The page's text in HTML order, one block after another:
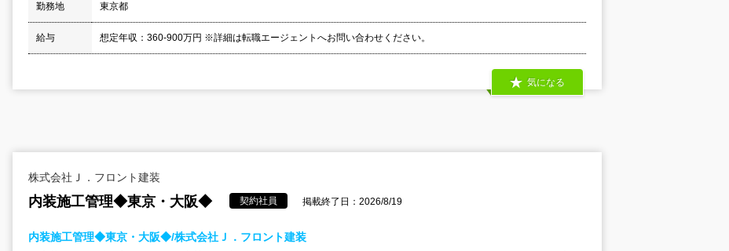
勤務地 東京都
給与 想定年収：360-900万円 ※詳細は転職エージェントへお問い合わせください。
気になる
株式会社Ｊ．フロント建装
内装施工管理◆東京・大阪◆ 契約社員 掲載終了日：2026/8/19
内装施工管理◆東京・大阪◆/株式会社Ｊ．フロント建装